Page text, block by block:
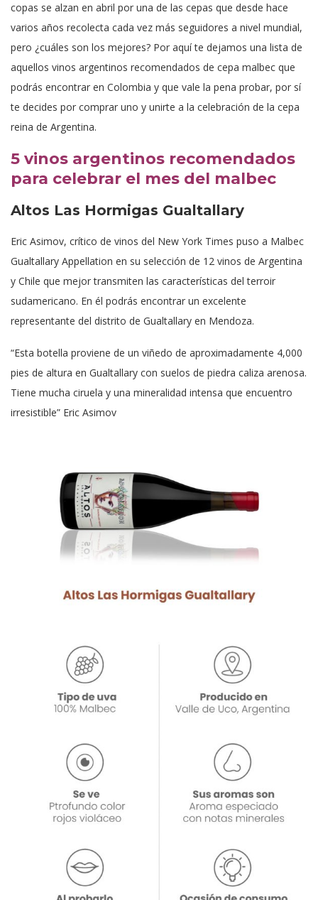
copas se alzan en abril por una de las cepas que desde hace
varios años recolecta cada vez más seguidores a nivel mundial,
pero ¿cuáles son los mejores? Por aquí te dejamos una lista de
aquellos vinos argentinos recomendados de cepa malbec que
podrás encontrar en Colombia y que vale la pena probar, por sí
te decides por comprar uno y unirte a la celebración de la cepa
reina de Argentina.
5 vinos argentinos recomendados
para celebrar el mes del malbec
Altos Las Hormigas Gualtallary
Eric Asimov, crítico de vinos del New York Times puso a Malbec
Gualtallary Appellation en su selección de 12 vinos de Argentina
y Chile que mejor transmiten las características del terroir
sudamericano. En él podrás encontrar un excelente
representante del distrito de Gualtallary en Mendoza.
“Esta botella proviene de un viñedo de aproximadamente 4,000
pies de altura en Gualtallary con suelos de piedra caliza arenosa.
Tiene mucha ciruela y una mineralidad intensa que encuentro
irresistible” Eric Asimov